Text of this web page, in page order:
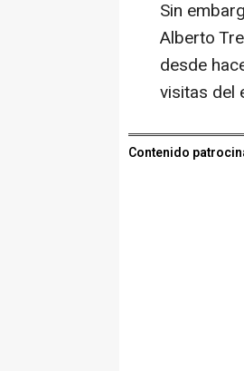
Sin
Alberto
desde
visitas del
Contenido